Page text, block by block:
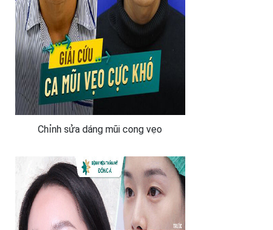
Chỉnh sửa dáng mũi cong vẹo